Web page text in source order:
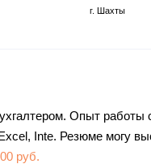
г. Шахты
Опыт работы
Inte. Резюме могу
руб.